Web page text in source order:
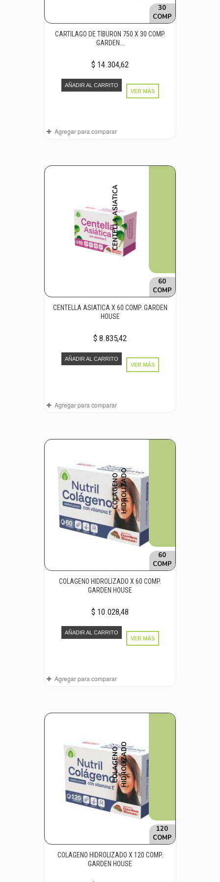
30
COMP
CARTILAGO DE TIBURON 750 X 30 COMP.
GARDEN...
$ 14.304,62
AÑADIR AL CARRITO
VER MÁS
Agregar para comparar
CENTELLA ASIATICA
60
COMP
CENTELLA ASIATICA X 60 COMP. GARDEN
HOUSE
$ 8.835,42
AÑADIR AL CARRITO
VER MÁS
Agregar para comparar
C
O
L
A
G
E
N
O
H
I
D
R
O
L
I
Z
A
DO
60
COMP
COLAGENO HIDROLIZADO X 60 COMP.
GARDEN HOUSE
$ 10.028,48
AÑADIR AL CARRITO
VER MÁS
Agregar para comparar
C
O
L
A
G
E
N
O
H
I
D
R
O
L
I
Z
A
DO
120
COMP
COLAGENO HIDROLIZADO X 120 COMP.
GARDEN HOUSE